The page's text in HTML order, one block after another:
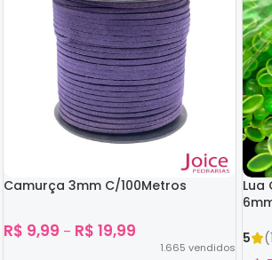
Camurça 3mm C/100Metros
R$ 9,99 – R$ 19,99
1.665 vendidos
Lua
5